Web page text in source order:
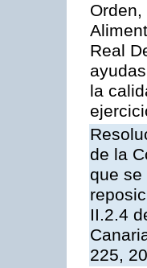
Real
la
de la
que se
II.2.4
225,